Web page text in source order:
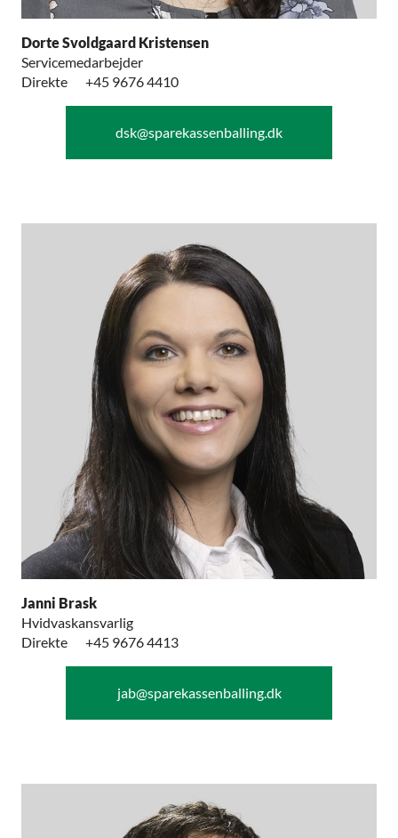
Dorte Svoldgaard Kristensen
Servicemedarbejder
Direkte
+45 9676 4410
dsk@sparekassenballing.dk
Janni Brask
Hvidvaskansvarlig
Direkte
+45 9676 4413
jab@sparekassenballing.dk